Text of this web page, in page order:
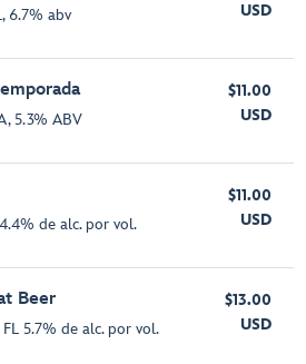
6.7% abv
USD
5.3% ABV
$11.00
USD
de alc. por vol.
$11.00
USD
Beer
5.7% de alc. por vol.
$13.00
USD